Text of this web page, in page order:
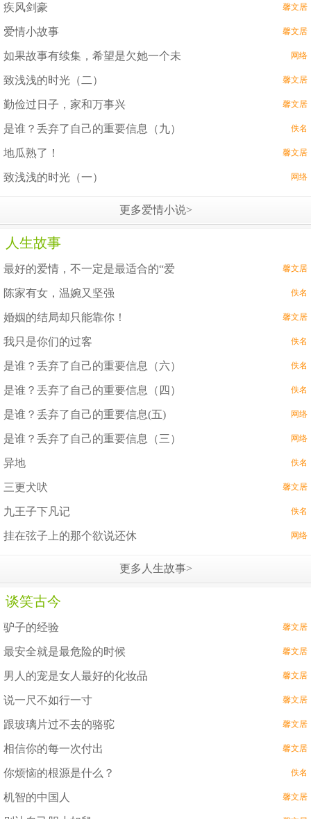
疾风剑豪 馨文居
爱情小故事 馨文居
如果故事有续集，希望是欠她一个未 网络
致浅浅的时光（二） 馨文居
勤俭过日子，家和万事兴 馨文居
是谁？丢弃了自己的重要信息（九） 佚名
地瓜熟了！ 馨文居
致浅浅的时光（一） 网络
更多爱情小说>
人生故事
最好的爱情，不一定是最适合的“爱 馨文居
陈家有女，温婉又坚强 佚名
婚姻的结局却只能靠你！ 馨文居
我只是你们的过客 佚名
是谁？丢弃了自己的重要信息（六） 佚名
是谁？丢弃了自己的重要信息（四） 佚名
是谁？丢弃了自己的重要信息(五) 网络
是谁？丢弃了自己的重要信息（三） 网络
异地 佚名
三更犬吠 馨文居
九王子下凡记 佚名
挂在弦子上的那个欲说还休 网络
更多人生故事>
谈笑古今
驴子的经验 馨文居
最安全就是最危险的时候 馨文居
男人的宠是女人最好的化妆品 馨文居
说一尺不如行一寸 馨文居
跟玻璃片过不去的骆驼 馨文居
相信你的每一次付出 馨文居
你烦恼的根源是什么？ 佚名
机智的中国人 馨文居